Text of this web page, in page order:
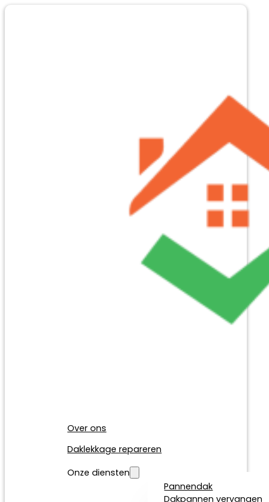
Over ons
Daklekkage repareren
Onze diensten
Pannendak
Dakpannen vervangen